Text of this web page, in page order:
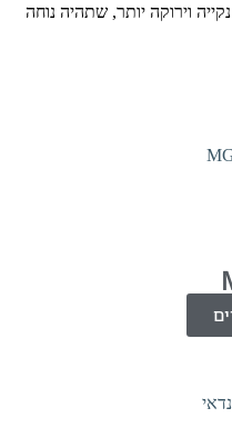
וירוקה יותר, שתהיה נוחה